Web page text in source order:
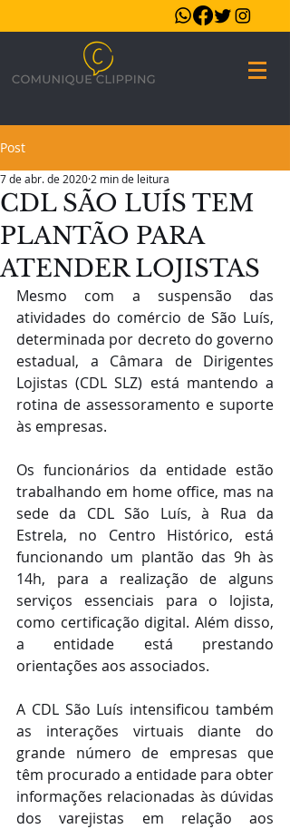
Post
CDL SÃO LUÍS TEM
PLANTÃO PARA
ATENDER LOJISTAS
7 de abr. de 2020 2 min de leitura
Mesmo com a suspensão das
atividades do comércio de São Luís,
determinada por decreto do governo
estadual, a Câmara de Dirigentes
Lojistas (CDL SLZ) está mantendo a
rotina de assessoramento e suporte
às empresas.
Os funcionários da entidade estão
trabalhando em home office, mas na
sede da CDL São Luís, à Rua da
Estrela, no Centro Histórico, está
funcionando um plantão das 9h às
14h, para a realização de alguns
serviços essenciais para o lojista,
como certificação digital. Além disso,
a entidade está prestando
orientações aos associados.
A CDL São Luís intensificou também
as interações virtuais diante do
grande número de empresas que
têm procurado a entidade para obter
informações relacionadas às dúvidas
dos varejistas em relação aos